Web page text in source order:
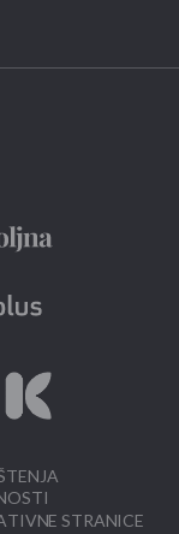
STRANICE